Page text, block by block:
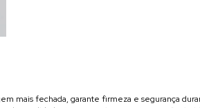
mais fechada, garante firmeza e segurança